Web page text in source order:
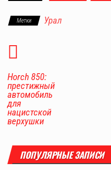
Метки Урал
Horch 850:
престижный
автомобиль
для
нацистской
верхушки
ПОПУЛЯРНЫЕ ЗАПИСИ